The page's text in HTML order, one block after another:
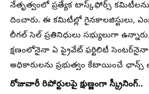
నేతృత్వంలో ప్రత్యేక టాస్క్‌ఫోర్స్
దించారు. ఈ కమిటీల్లో గైనకాలజిస్టులు,
లీగల్ సెల్ ప్రతినిధులు సభ్యులుగా
క్షణంలోనైనా ఏ ప్రైవేట్ ఫర్టిలిటీ
అధికారులను ప్రభుత్వం కేటాయించే ఛాన్స్
రోజువారీ రిపోర్టులపై క్షుణ్ణంగా స్క్రీనింగ్..